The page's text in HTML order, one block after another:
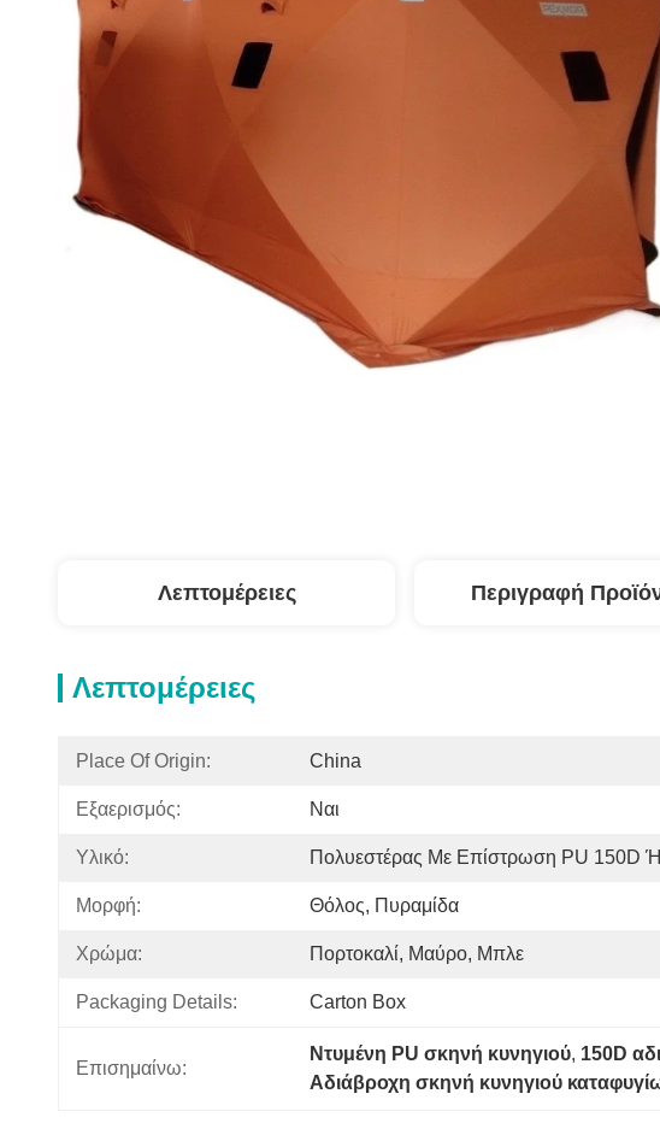
Λεπτομέρειες Περιγραφή
Λεπτομέρειες
Place Of Origin: China
Εξαερισμός: Ναι
Υλικό: Πολυεστέρας Με Επίστρωση PU 150D
Μορφή: Θόλος, Πυραμίδα
Χρώμα: Πορτοκαλί, Μαύρο, Μπλε
Packaging Details: Carton Box
Επισημαίνω:
Ντυμένη PU σκηνή κυνηγιού, 150D
Αδιάβροχη σκηνή κυνηγιού